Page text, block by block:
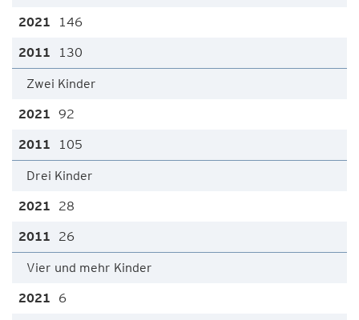
146
130
Zwei Kinder
92
105
Drei Kinder
28
26
Vier und mehr Kinder
6